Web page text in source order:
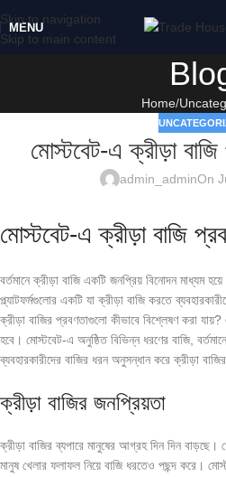
Skip to navigation
Skip to main content
MENU
Home
মোস্টবেট-এ ক্রীড়া
admin_adminOn
মোস্টবেট-এ ক্রীড়া বাজি
বর্তমানে ক্রীড়া বাজি একটি জনপ্রিয় বিনোদন মাধ্যম
প্ল্যাটফর্মগুলোর একটি যা ক্রীড়া বাজি করতে
ক্রীড়া বাজির প্রবণতাগুলো কীভাবে বিশ্লেষণ করা
হবে। মোস্টবেট-এ অনুষ্ঠিত বিভিন্ন ধরণের বাজি,
ব্যবহারকারীদের বাজির ধরন অনুসন্ধান করে ক্রীড়া
ক্রীড়া বাজির জনপ্রিয়তা
ক্রীড়া বাজির ব্যপারে মানুষের আগ্রহ দিন দিন
মানুষ খেলার ফলাফল নিয়ে বাজি ধরতেও পছন্দ করে।